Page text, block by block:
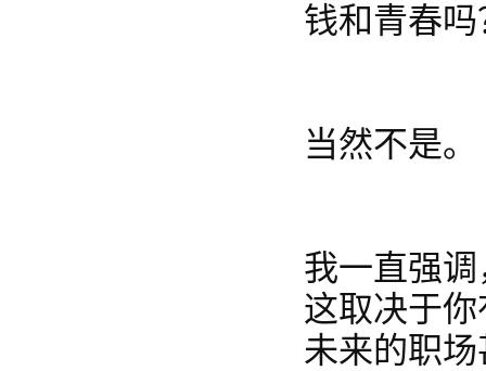
钱和青春吗
当然不是。
我一直强
这取决于
未来的职